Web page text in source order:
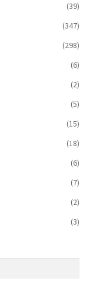
(39)
(347)
(298)
(6)
(2)
(5)
(15)
(18)
(6)
(7)
(2)
(3)